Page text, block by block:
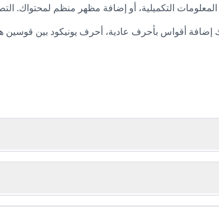
إضافة أقواس بأحرف عادية، أحرف يونيكود بين